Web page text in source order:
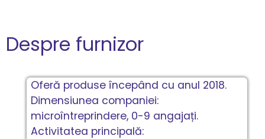
Despre furnizor
Oferă produse începând cu anul 2018.
Dimensiunea companiei:
microîntreprindere, 0-9 angajați.
Activitatea principală: